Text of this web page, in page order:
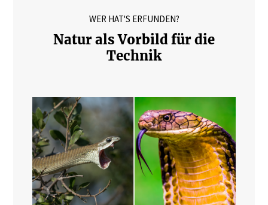
WER HAT'S ERFUNDEN?
Natur als Vorbild für die
Technik